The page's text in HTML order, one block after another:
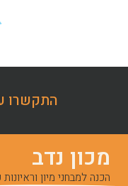
התקשרו עכשיו
מכון נדב
הכנה למבחני מיון